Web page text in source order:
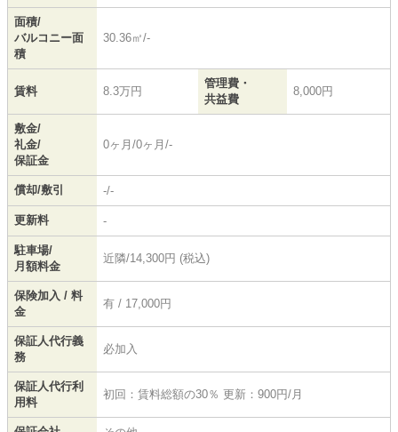
面積/
バルコニー面
積
30.36㎡/-
賃料 8.3万円
管理費・
共益費
8,000円
敷金/
礼金/
保証金
0ヶ月/0ヶ月/-
償却/敷引 -/-
更新料 -
駐車場/
月額料金
近隣/14,300円 (税込)
保険加入 / 料
金
有 / 17,000円
保証人代行義
務
必加入
保証人代行利
用料
初回：賃料総額の30％ 更新：900円/月